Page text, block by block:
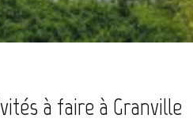
à faire à Granville